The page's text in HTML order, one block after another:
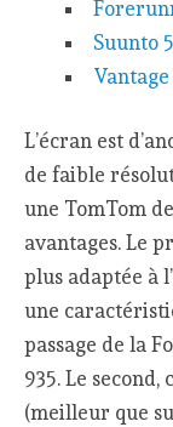
Suunto 5
L’écran est
de faible
une TomTom
avantages. Le
plus adaptée à
une
passage de la
935. Le second,
(meilleur que